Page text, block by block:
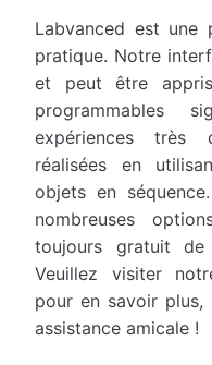
Labvanced est une
pratique. Notre
et peut être
programmables
expériences très
réalisées en
objets en
nombreuses
toujours gratuit de
Veuillez visiter
pour en savoir
assistance amicale !